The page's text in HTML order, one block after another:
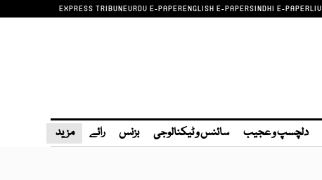
EXPRESS TRIBUNEURDU E-PAPERENGLISH E-PAPERSINDHI E-PAPER
دلچسپ و عجیب سائنس و ٹیکنالوجی بزنس رائے مزید